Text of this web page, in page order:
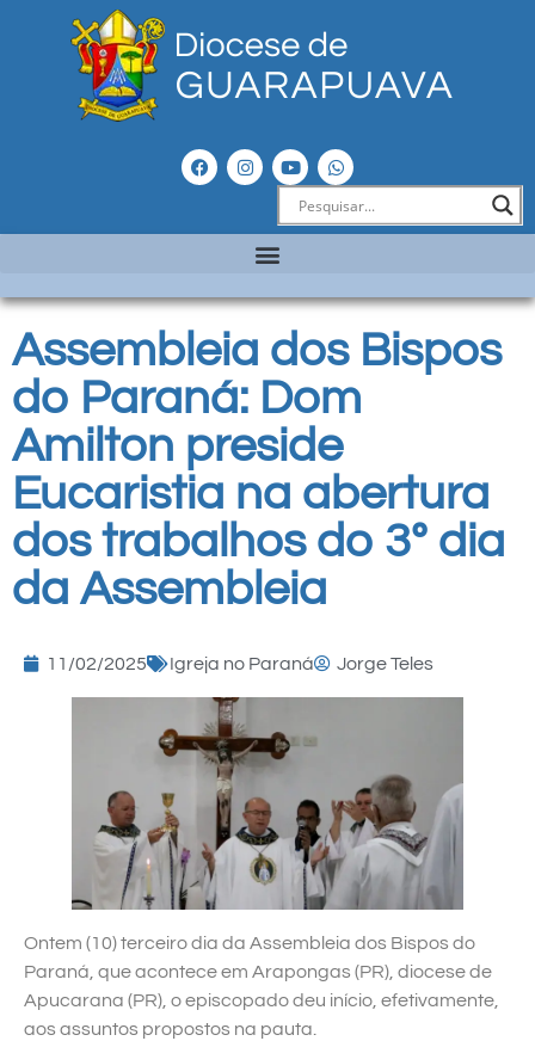
Assembleia dos Bispos
do Paraná: Dom
Amilton preside
Eucaristia na abertura
dos trabalhos do 3º dia
da Assembleia
11/02/2025 Igreja no Paraná Jorge Teles
Ontem (10) terceiro dia da Assembleia dos Bispos do
Paraná, que acontece em Arapongas (PR), diocese de
Apucarana (PR), o episcopado deu início, efetivamente,
aos assuntos propostos na pauta.